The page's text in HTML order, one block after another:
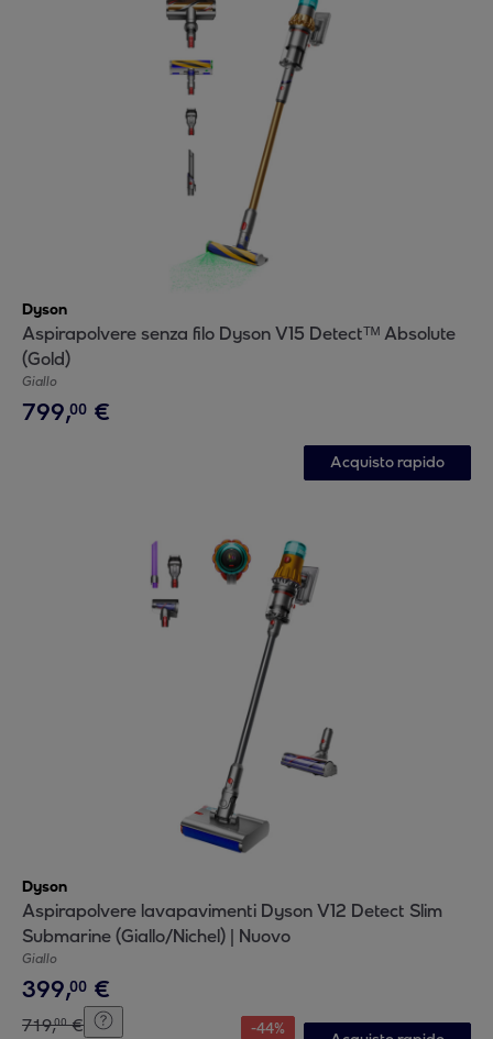
Dyson
Aspirapolvere senza filo Dyson V15 Detectᵀᴹ Absolute
(Gold)
Giallo
799,00 €
Acquisto rapido
Dyson
Aspirapolvere lavapavimenti Dyson V12 Detect Slim
Submarine (Giallo/Nichel) | Nuovo
Giallo
399,00 €
719,00 € -44%